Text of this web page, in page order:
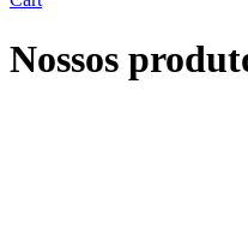
Nossos